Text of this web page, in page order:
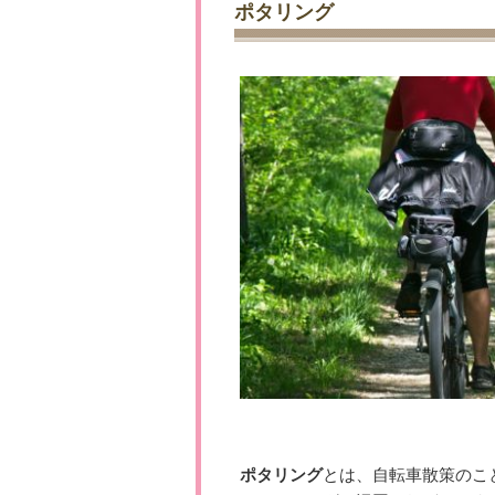
ポタリング
ポタリングとは、自転車散策のこ